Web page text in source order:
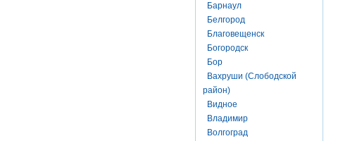
Барнаул
Белгород
Благовещенск
Богородск
Бор
Вахруши (Слободской
район)
Видное
Владимир
Волгоград